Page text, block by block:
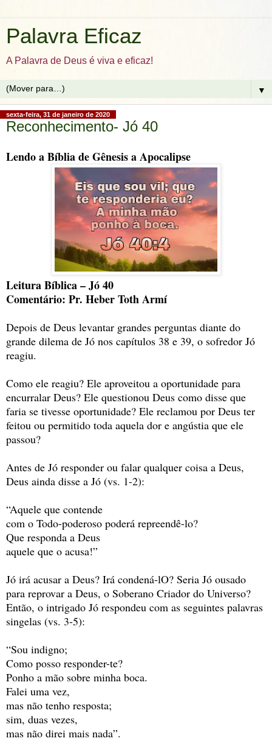
Palavra Eficaz
A Palavra de Deus é viva e eficaz!
▼
sexta-feira, 31 de janeiro de 2020
Reconhecimento- Jó 40
Lendo a Bíblia de Gênesis a Apocalipse
Leitura Bíblica – Jó 40
Comentário: Pr. Heber Toth Armí
Depois de Deus levantar grandes perguntas diante do
grande dilema de Jó nos capítulos 38 e 39, o sofredor Jó
reagiu.
Como ele reagiu? Ele aproveitou a oportunidade para
encurralar Deus? Ele questionou Deus como disse que
faria se tivesse oportunidade? Ele reclamou por Deus ter
feitou ou permitido toda aquela dor e angústia que ele
passou?
Antes de Jó responder ou falar qualquer coisa a Deus,
Deus ainda disse a Jó (vs. 1-2):
“Aquele que contende
com o Todo-poderoso poderá repreendê-lo?
Que responda a Deus
aquele que o acusa!”
Jó irá acusar a Deus? Irá condená-lO? Seria Jó ousado
para reprovar a Deus, o Soberano Criador do Universo?
Então, o intrigado Jó respondeu com as seguintes palavras
singelas (vs. 3-5):
“Sou indigno;
Como posso responder-te?
Ponho a mão sobre minha boca.
Falei uma vez,
mas não tenho resposta;
sim, duas vezes,
mas não direi mais nada”.